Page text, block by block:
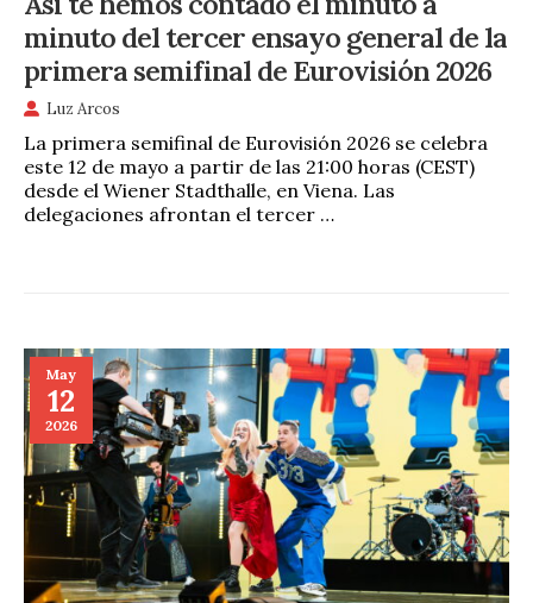
minuto del tercer ensayo general de la
primera semifinal de Eurovisión 2026
Luz Arcos
La primera semifinal de Eurovisión 2026 se celebra
este 12 de mayo a partir de las 21:00 horas (CEST)
desde el Wiener Stadthalle, en Viena. Las
delegaciones afrontan el tercer …
May
12
2026